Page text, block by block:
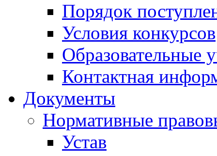
Порядок
Условия конкурсов
Образовательные
Контактная
Документы
Нормативные
Устав